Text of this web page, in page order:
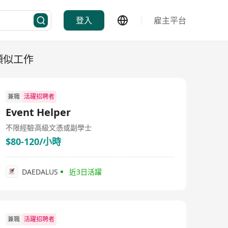
登入 雇主平台
似工作
兼職 活躍招聘者
Event Helper
不限經驗高級文憑或副學士
$80-120/小時
DAEDALUS 近3日活躍
兼職 活躍招聘者